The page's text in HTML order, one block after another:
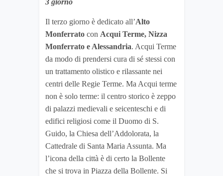
3 giorno
Il terzo giorno è dedicato all’Alto
Monferrato con Acqui Terme, Nizza
Monferrato e Alessandria. Acqui Terme
da modo di prendersi cura di sé stessi con
un trattamento olistico e rilassante nei
centri delle Regie Terme. Ma Acqui terme
non è solo terme: il centro storico è zeppo
di palazzi medievali e seicenteschi e di
edifici religiosi come il Duomo di S.
Guido, la Chiesa dell’Addolorata, la
Cattedrale di Santa Maria Assunta. Ma
l’icona della città è di certo la Bollente
che si trova in Piazza della Bollente. Si